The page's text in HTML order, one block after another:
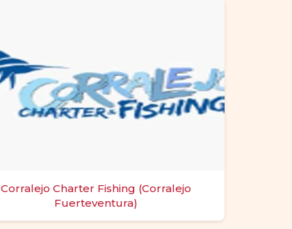
Corralejo Charter Fishing (Corralejo
Fuerteventura)